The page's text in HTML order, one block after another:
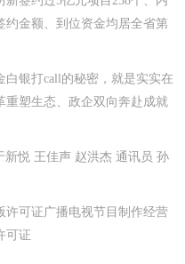
约金额、到位资金均居全省第
银打call的秘密，就是实实在
重塑生态、政企双向奔赴成就
悦 王佳声 赵洪杰 通讯员 孙
可证广播电视节目制作经营
可证